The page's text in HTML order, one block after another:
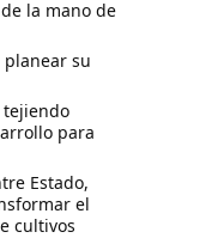
la mano de
planear su
tejiendo
para
Estado,
el
cultivos